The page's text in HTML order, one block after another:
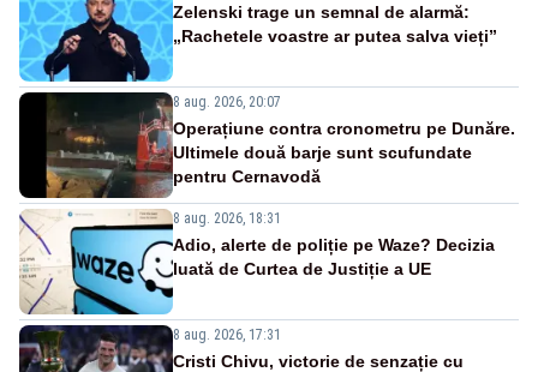
Zelenski trage un semnal de alarmă:
„Rachetele voastre ar putea salva vieți”
8 aug. 2026, 20:07
Operațiune contra cronometru pe Dunăre.
Ultimele două barje sunt scufundate
pentru Cernavodă
8 aug. 2026, 18:31
Adio, alerte de poliție pe Waze? Decizia
luată de Curtea de Justiție a UE
8 aug. 2026, 17:31
Cristi Chivu, victorie de senzație cu